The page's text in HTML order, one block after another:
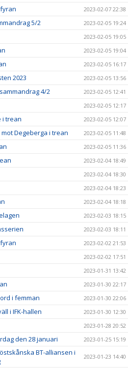
2023-02-07 22:38
5/2 2023-02-05 19:24
2023-02-05 19:05
2023-02-05 19:04
2023-02-05 16:17
2023 2023-02-05 13:56
4/2 2023-02-05 12:41
2023-02-05 12:17
i trean 2023-02-05 12:07
Degeberga i trean 2023-02-05 11:48
2023-02-05 11:36
2023-02-04 18:49
2023-02-04 18:30
2023-02-04 18:23
2023-02-04 18:18
2023-02-03 18:15
2023-02-03 18:11
2023-02-02 21:53
2023-02-02 17:51
2023-01-31 13:42
2023-01-30 22:17
i femman 2023-01-30 22:06
i IFK-hallen 2023-01-30 12:30
2023-01-28 20:52
den 28 januari 2023-01-25 15:19
BT-alliansen i
2023-01-23 14:40